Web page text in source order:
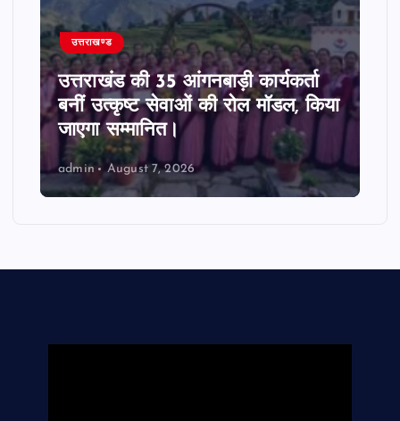
उत्तराखण्ड
उत्तराखंड की 35 आंगनबाड़ी कार्यकर्ता
बनीं उत्कृष्ट सेवाओं की रोल मॉडल, किया
जाएगा सम्मानित।
admin August 7, 2026